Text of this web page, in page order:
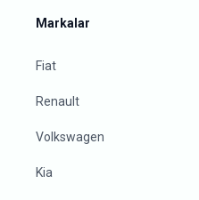
Markalar
Fiat
Renault
Volkswagen
Kia